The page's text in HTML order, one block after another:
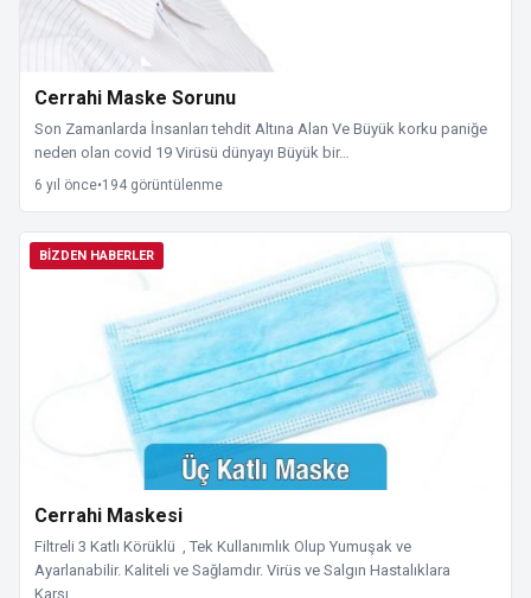
Cerrahi Maske Sorunu
Son Zamanlarda İnsanları tehdit Altına Alan Ve Büyük korku paniğe
neden olan covid 19 Virüsü dünyayı Büyük bir…
6 yıl önce•194 görüntülenme
BIZDEN HABERLER
Cerrahi Maskesi
Filtreli 3 Katlı Körüklü , Tek Kullanımlık Olup Yumuşak ve
Ayarlanabilir. Kaliteli ve Sağlamdır. Virüs ve Salgın Hastalıklara
Karşı…